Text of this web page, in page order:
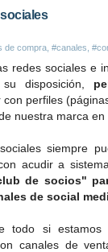
de compra #canales
redes sociales e
disposición,
con perfiles
nuestra marca en
siempre
acudir a
de socios"
de social
todo si
canales de